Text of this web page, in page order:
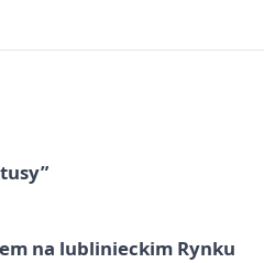
na lublinieckim Rynku